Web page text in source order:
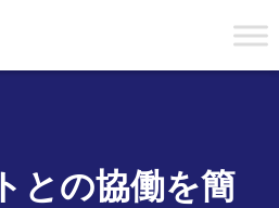
との協働を簡